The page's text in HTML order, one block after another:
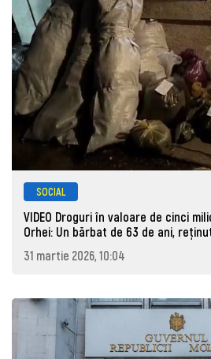
SOCIAL
VIDEO Droguri în valoare de cinci
Orhei: Un bărbat de 63 de ani,
31 martie 2026, 10:04